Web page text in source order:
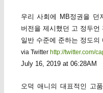
우리 사회에 MB정권을 던
버전을 제시했던 고 정두
일반 수준에 준하는 정도의
via Twitter http://twitter.com/
July 16, 2019 at 06:28AM
오덕 애니의 대표적인 고